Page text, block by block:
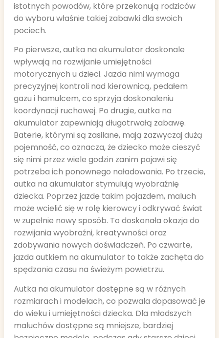
istotnych powodów, które przekonują rodziców
do wyboru właśnie takiej zabawki dla swoich
pociech.
Po pierwsze, autka na akumulator doskonale
wpływają na rozwijanie umiejętności
motorycznych u dzieci. Jazda nimi wymaga
precyzyjnej kontroli nad kierownicą, pedałem
gazu i hamulcem, co sprzyja doskonaleniu
koordynacji ruchowej. Po drugie, autka na
akumulator zapewniają długotrwałą zabawę.
Baterie, którymi są zasilane, mają zazwyczaj dużą
pojemność, co oznacza, że dziecko może cieszyć
się nimi przez wiele godzin zanim pojawi się
potrzeba ich ponownego naładowania. Po trzecie,
autka na akumulator stymulują wyobraźnię
dziecka. Poprzez jazdę takim pojazdem, maluch
może wcielić się w rolę kierowcy i odkrywać świat
w zupełnie nowy sposób. To doskonała okazja do
rozwijania wyobraźni, kreatywności oraz
zdobywania nowych doświadczeń. Po czwarte,
jazda autkiem na akumulator to także zachęta do
spędzania czasu na świeżym powietrzu.
Autka na akumulator dostępne są w różnych
rozmiarach i modelach, co pozwala dopasować je
do wieku i umiejętności dziecka. Dla młodszych
maluchów dostępne są mniejsze, bardziej